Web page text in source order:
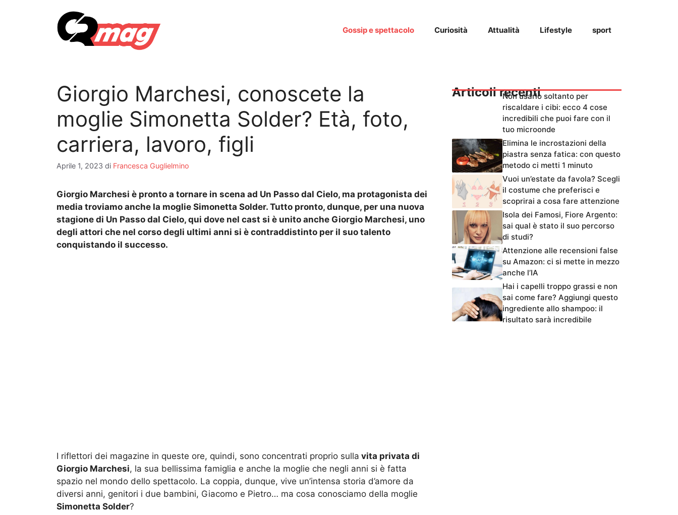
Gossip e spettacolo Curiosità Attualità Lifestyle sport
Giorgio Marchesi, conoscete la
moglie Simonetta Solder? Età, foto,
carriera, lavoro, figli
Aprile 1, 2023 di Francesca Guglielmino
Giorgio Marchesi è pronto a tornare in scena ad Un Passo dal Cielo, ma protagonista dei
media troviamo anche la moglie Simonetta Solder. Tutto pronto, dunque, per una nuova
stagione di Un Passo dal Cielo, qui dove nel cast si è unito anche Giorgio Marchesi, uno
degli attori che nel corso degli ultimi anni si è contraddistinto per il suo talento
conquistando il successo.
I riflettori dei magazine in queste ore, quindi, sono concentrati proprio sulla vita privata di
Giorgio Marchesi, la sua bellissima famiglia e anche la moglie che negli anni si è fatta
spazio nel mondo dello spettacolo. La coppia, dunque, vive un’intensa storia d’amore da
diversi anni, genitori i due bambini, Giacomo e Pietro… ma cosa conosciamo della moglie
Simonetta Solder?
Articoli recentiNon usarlo soltanto per
riscaldare i cibi: ecco 4 cose
incredibili che puoi fare con il
tuo microonde
Elimina le incrostazioni della
piastra senza fatica: con questo
metodo ci metti 1 minuto
Vuoi un’estate da favola? Scegli
il costume che preferisci e
scoprirai a cosa fare attenzione
Isola dei Famosi, Fiore Argento:
sai qual è stato il suo percorso
di studi?
Attenzione alle recensioni false
su Amazon: ci si mette in mezzo
anche l’IA
Hai i capelli troppo grassi e non
sai come fare? Aggiungi questo
ingrediente allo shampoo: il
risultato sarà incredibile